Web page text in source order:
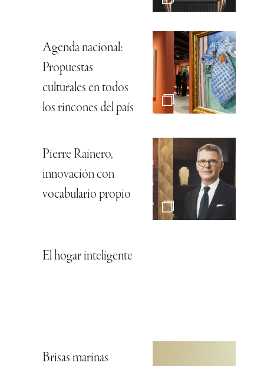
Agenda nacional:
Propuestas
culturales en todos
los rincones del país
Pierre Rainero,
innovación con
vocabulario propio
El hogar inteligente
Brisas marinas